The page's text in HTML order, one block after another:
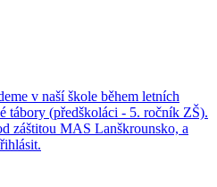
v naší škole během letních
tábory (předškoláci - 5. ročník ZŠ).
záštitou MAS Lanškrounsko, a